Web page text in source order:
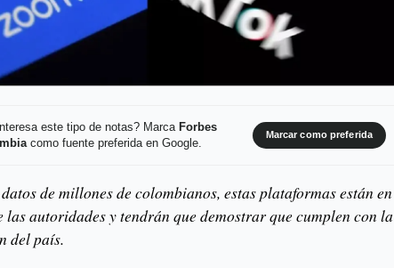
este tipo de notas? Marca Forbes
como fuente preferida en Google.
Marcar como preferida
de millones de colombianos, estas plataformas están en
las autoridades y tendrán que demostrar que cumplen con la
del país.